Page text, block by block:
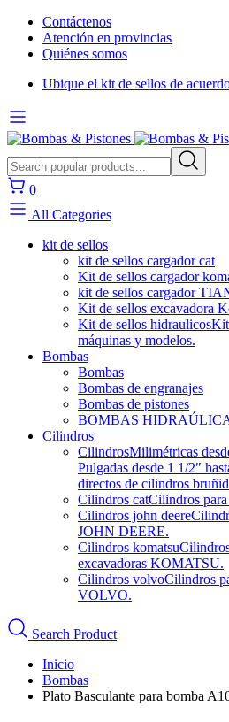
Contáctenos
Atención en provincias
Quiénes somos
Ubique el kit de sellos de
0
All Categories
kit de sellos
kit de sellos cargador cat
Kit de sellos cargador
kit de sellos cargador
Kit de sellos excavadora
Kit de sellos hidraulicosKit
máquinas y modelos.
Bombas
Bombas
Bombas de engranajes
Bombas de pistones
BOMBAS
Cilindros
CilindrosMilimétricas
Pulgadas desde 1 1/2″
directos de cilindros
Cilindros catCilindros
Cilindros john deere
JOHN DEERE.
Cilindros komatsu
excavadoras KOMATSU.
Cilindros volvoCilindros
VOLVO.
Search Product
Inicio
Bombas
Plato Basculante para bomba